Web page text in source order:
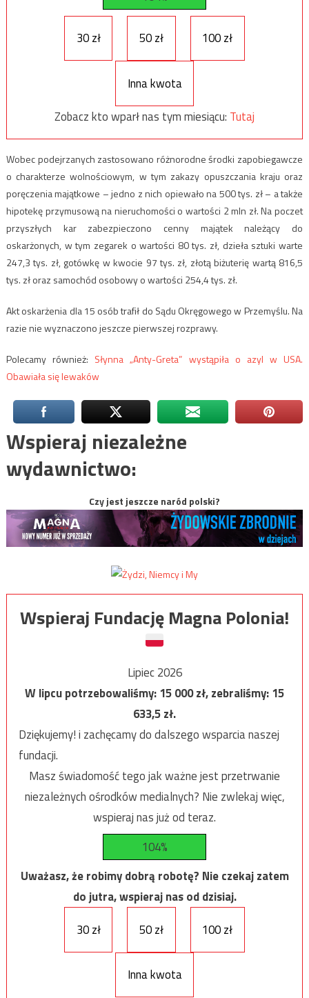
30 zł 50 zł 100 zł
Inna kwota
Zobacz kto wparł nas tym miesiącu: Tutaj
Wobec podejrzanych zastosowano różnorodne środki zapobiegawcze
o charakterze wolnościowym, w tym zakazy opuszczania kraju oraz
poręczenia majątkowe – jedno z nich opiewało na 500 tys. zł – a także
hipotekę przymusową na nieruchomości o wartości 2 mln zł. Na poczet
przyszłych kar zabezpieczono cenny majątek należący do
oskarżonych, w tym zegarek o wartości 80 tys. zł, dzieła sztuki warte
247,3 tys. zł, gotówkę w kwocie 97 tys. zł, złotą biżuterię wartą 816,5
tys. zł oraz samochód osobowy o wartości 254,4 tys. zł.
Akt oskarżenia dla 15 osób trafił do Sądu Okręgowego w Przemyślu. Na
razie nie wyznaczono jeszcze pierwszej rozprawy.
Polecamy również: Słynna „Anty-Greta” wystąpiła o azyl w USA.
Obawiała się lewaków
Wspieraj niezależne
wydawnictwo:
Czy jest jeszcze naród polski?
Wspieraj Fundację Magna Polonia!
Lipiec 2026
W lipcu potrzebowaliśmy:15 000zł, zebraliśmy:15
633,5zł.
Dziękujemy! i zachęcamy do dalszego wsparcia naszej
fundacji.
Masz świadomość tego jak ważne jest przetrwanie
niezależnych ośrodków medialnych? Nie zwlekaj więc,
wspieraj nas już od teraz.
104%
Uważasz, że robimy dobrą robotę? Nie czekaj zatem
do jutra, wspieraj nas od dzisiaj.
30 zł
50 zł 100 zł
Inna kwota